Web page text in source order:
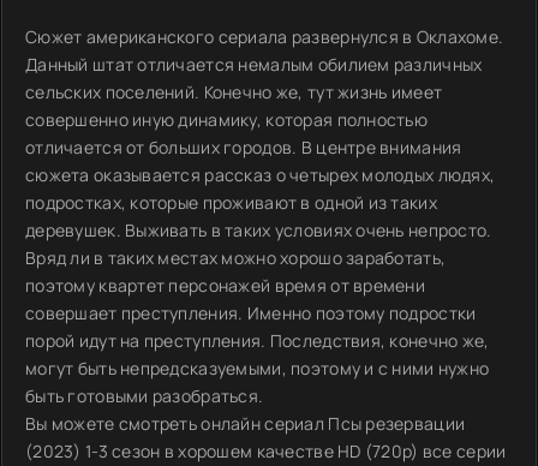
Сюжет американского сериала развернулся в Оклахоме.
Данный штат отличается немалым обилием различных
сельских поселений. Конечно же, тут жизнь имеет
совершенно иную динамику, которая полностью
отличается от больших городов. В центре внимания
сюжета оказывается рассказ о четырех молодых людях,
подростках, которые проживают в одной из таких
деревушек. Выживать в таких условиях очень непросто.
Вряд ли в таких местах можно хорошо заработать,
поэтому квартет персонажей время от времени
совершает преступления. Именно поэтому подростки
порой идут на преступления. Последствия, конечно же,
могут быть непредсказуемыми, поэтому и с ними нужно
быть готовыми разобраться.
Вы можете смотреть онлайн сериал Псы резервации
(2023) 1-3 сезон в хорошем качестве HD (720p) все серии